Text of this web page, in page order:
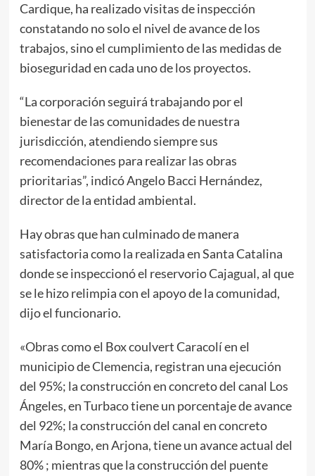
Cardique, ha realizado visitas de inspección
constatando no solo el nivel de avance de los
trabajos, sino el cumplimiento de las medidas de
bioseguridad en cada uno de los proyectos.
“La corporación seguirá trabajando por el
bienestar de las comunidades de nuestra
jurisdicción, atendiendo siempre sus
recomendaciones para realizar las obras
prioritarias”, indicó Angelo Bacci Hernández,
director de la entidad ambiental.
Hay obras que han culminado de manera
satisfactoria como la realizada en Santa Catalina
donde se inspeccionó el reservorio Cajagual, al que
se le hizo relimpia con el apoyo de la comunidad,
dijo el funcionario.
«Obras como el Box coulvert Caracolí en el
municipio de Clemencia, registran una ejecución
del 95%; la construcción en concreto del canal Los
Ángeles, en Turbaco tiene un porcentaje de avance
del 92%; la construcción del canal en concreto
María Bongo, en Arjona, tiene un avance actual del
80% ; mientras que la construcción del puente